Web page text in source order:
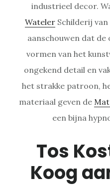
industrieel decor.
WatelerSchilderij
aanschouwen dat de
vormen van het
ongekend detail en
het strakke patroon,
materiaal geven de
een bijna
Tos
Koog